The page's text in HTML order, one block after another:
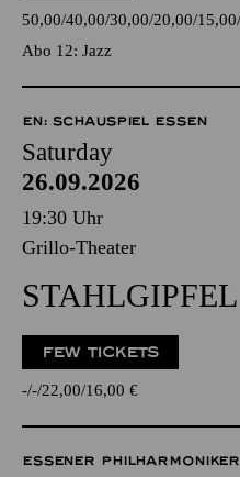
50,00 40,00 30,00 20,00 15,00
Abo 12: Jazz
EN: SCHAUSPIEL ESSEN
Saturday
26.09.2026
19:30 Uhr
Grillo-Theater
STAHLGIPFEL
FEW TICKETS
- - 22,00 16,00 €
ESSENER PHILHARMONIKER